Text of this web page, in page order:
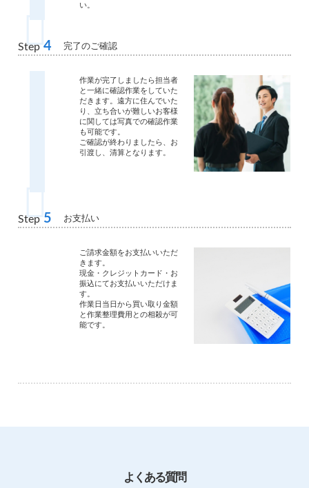
い。
Step 4 完了のご確認
作業が完了しましたら担当者
と一緒に確認作業をしていた
だきます。遠方に住んでいた
り、立ち合いが難しいお客様
に関しては写真での確認作業
も可能です。
ご確認が終わりましたら、お
引渡し、清算となります。
Step 5 お支払い
ご請求金額をお支払いいただ
きます。
現金・クレジットカード・お
振込にてお支払いいただけま
す。
作業日当日から買い取り金額
と作業整理費用との相殺が可
能です。
よくある質問